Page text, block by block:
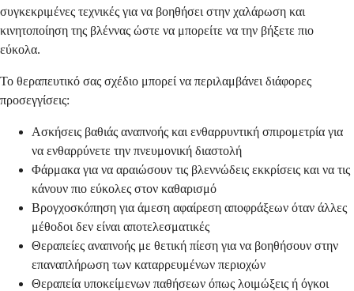
συγκεκριμένες τεχνικές για να βοηθήσει στην χαλάρωση και
κινητοποίηση της βλέννας ώστε να μπορείτε να την βήξετε πιο
εύκολα.
Το θεραπευτικό σας σχέδιο μπορεί να περιλαμβάνει διάφορες
προσεγγίσεις:
Ασκήσεις βαθιάς αναπνοής και ενθαρρυντική σπιρομετρία για
να ενθαρρύνετε την πνευμονική διαστολή
Φάρμακα για να αραιώσουν τις βλεννώδεις εκκρίσεις και να τις
κάνουν πιο εύκολες στον καθαρισμό
Βρογχοσκόπηση για άμεση αφαίρεση αποφράξεων όταν άλλες
μέθοδοι δεν είναι αποτελεσματικές
Θεραπείες αναπνοής με θετική πίεση για να βοηθήσουν στην
επαναπλήρωση των καταρρευμένων περιοχών
Θεραπεία υποκείμενων παθήσεων όπως λοιμώξεις ή όγκοι